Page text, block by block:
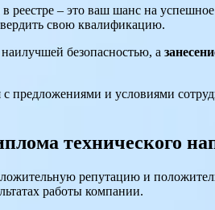
в реестре – это ваш шанс на
свою квалификацию.
наилучшей безопасностью, а
с предложениями и условиями
технического
репутацию и
работы компании.